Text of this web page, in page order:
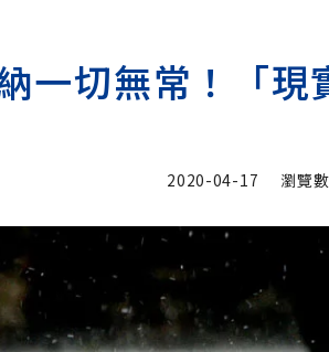
一切無常！「現
2020-04-17 瀏覽數